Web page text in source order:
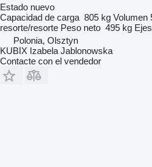
Estado nuevo
Capacidad de carga 805 kg Volumen
resorte/resorte Peso neto 495 kg Ejes
Polonia, Olsztyn
KUBIX Izabela Jablonowska
Contacte con el vendedor